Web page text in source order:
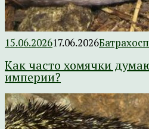
15.06.202617.06.2026
Как часто хомячки
империи?